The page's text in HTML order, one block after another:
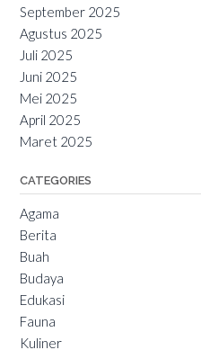
September 2025
Agustus 2025
Juli 2025
Juni 2025
Mei 2025
April 2025
Maret 2025
CATEGORIES
Agama
Berita
Buah
Budaya
Edukasi
Fauna
Kuliner